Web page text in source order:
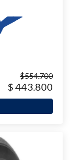
$554.700
$ 443.800